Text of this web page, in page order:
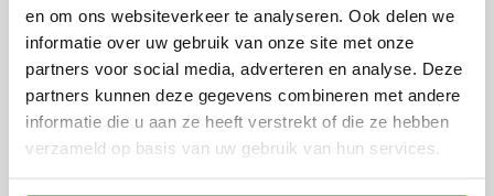
en om ons websiteverkeer te analyseren. Ook delen we
informatie over uw gebruik van onze site met onze
partners voor social media, adverteren en analyse. Deze
partners kunnen deze gegevens combineren met andere
informatie die u aan ze heeft verstrekt of die ze hebben
verzameld op basis van uw gebruik van hun services.
De gladde behuizing van de pen biedt een perfect
oppervlak om jouw merk goed tot zijn recht te laten
komen bij elke schrijfbeweging.
Gratis digitaal voorbeeld van je